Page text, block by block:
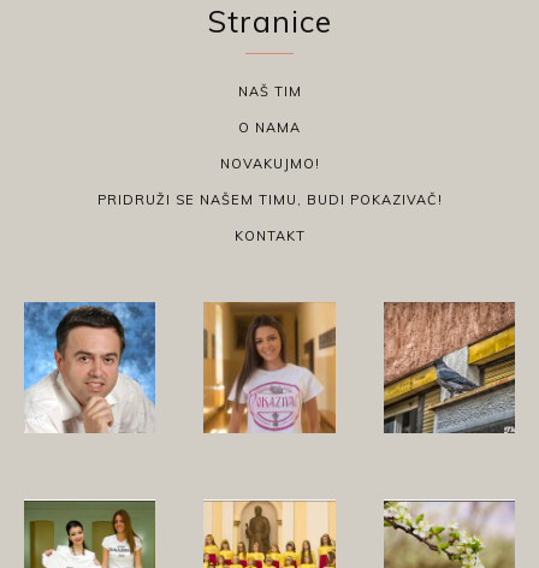
Stranice
NAŠ TIM
O NAMA
NOVAKUJMO!
PRIDRUŽI SE NAŠEM TIMU, BUDI POKAZIVAČ!
KONTAKT